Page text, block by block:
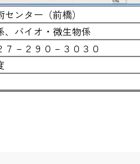
ンター（前橋）
、バイオ・微生物係
７－２９０－３０３０